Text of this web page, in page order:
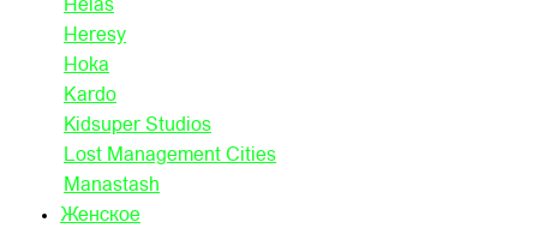
Helas
Heresy
Hoka
Kardo
Kidsuper Studios
Lost Management Cities
Manastash
Женское